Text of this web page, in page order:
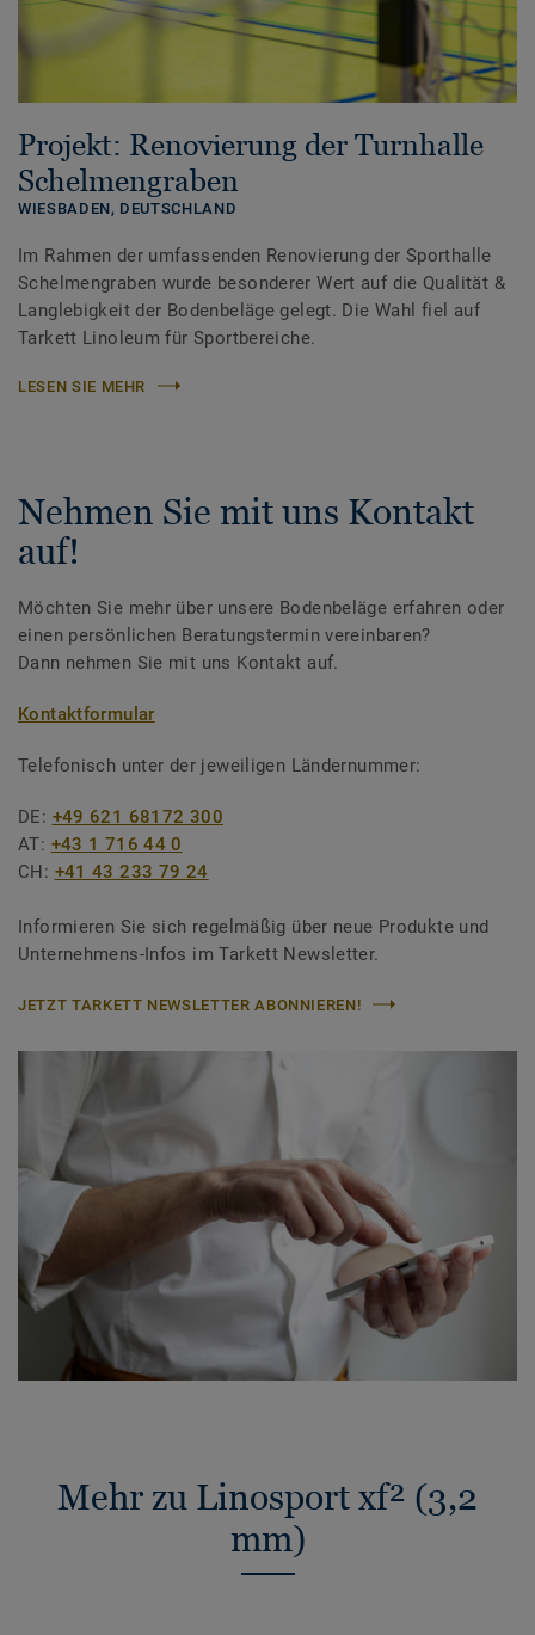
Projekt: Renovierung der Turnhalle
Schelmengraben
WIESBADEN, DEUTSCHLAND
Im Rahmen der umfassenden Renovierung der Sporthalle
Schelmengraben wurde besonderer Wert auf die Qualität &
Langlebigkeit der Bodenbeläge gelegt. Die Wahl fiel auf
Tarkett Linoleum für Sportbereiche.
LESEN SIE MEHR
Nehmen Sie mit uns Kontakt
auf!
Möchten Sie mehr über unsere Bodenbeläge erfahren oder
einen persönlichen Beratungstermin vereinbaren?
Dann nehmen Sie mit uns Kontakt auf.
Kontaktformular
Telefonisch unter der jeweiligen Ländernummer:
DE: +49 621 68172 300
AT: +43 1 716 44 0
CH: +41 43 233 79 24
Informieren Sie sich regelmäßig über neue Produkte und
Unternehmens-Infos im Tarkett Newsletter.
JETZT TARKETT NEWSLETTER ABONNIEREN!
Mehr zu Linosport xf² (3,2
mm)